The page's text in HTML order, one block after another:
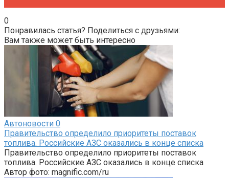
0
Понравилась статья? Поделиться с друзьями:
Вам также может быть интересно
Автоновости 0
Правительство определило приоритеты поставок
топлива. Российские АЗС оказались в конце списка
Правительство определило приоритеты поставок
топлива. Российские АЗС оказались в конце списка
Автор фото: magnific.com/ru